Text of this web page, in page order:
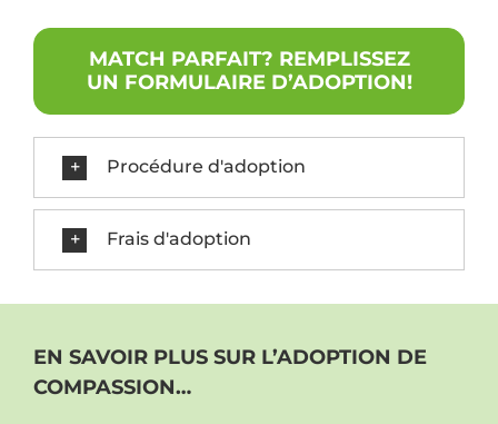
MATCH PARFAIT? REMPLISSEZ
UN FORMULAIRE D’ADOPTION!
Procédure d'adoption
Frais d'adoption
EN SAVOIR PLUS SUR L’ADOPTION DE
COMPASSION…